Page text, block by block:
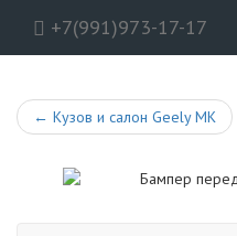
+7(991)973-17-17
← Кузов и салон Geely MK